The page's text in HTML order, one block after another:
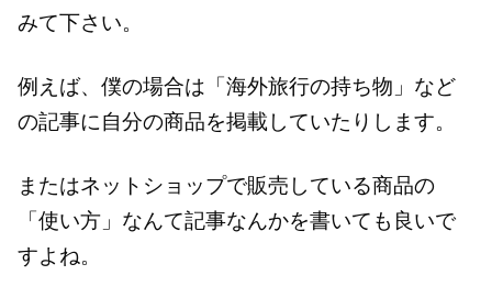
みて下さい。
例えば、僕の場合は「海外旅行の持ち物」など
の記事に自分の商品を掲載していたりします。
またはネットショップで販売している商品の
「使い方」なんて記事なんかを書いても良いで
すよね。